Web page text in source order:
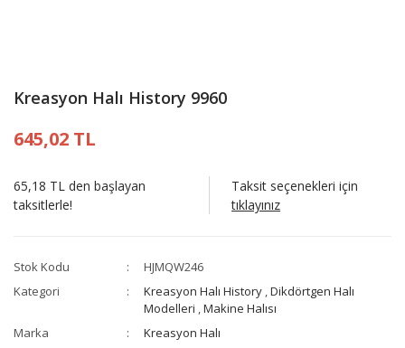
Kreasyon Halı History 9960
645,02 TL
65,18 TL den başlayan
taksitlerle!
Taksit seçenekleri için
tıklayınız
Stok Kodu
HJMQW246
Kategori
Kreasyon Halı History ,Dikdörtgen Halı
Modelleri ,Makine Halısı
Marka
Kreasyon Halı